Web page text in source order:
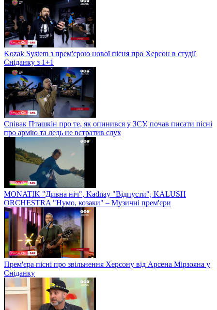
Kozak System з прем'єрою нової пісня про Херсон в студії
Сніданку з 1+1
Співак Пташкін про те, як опинився у ЗСУ, почав писати пісні
про армію та ледь не встратив слух
MONATIK "Дивна ніч", Kadnay "Відпусти", KALUSH
ORCHESTRA "Нумо, козаки" – Музичні прем'єри
Прем'єра пісні про звільнення Херсону від Арсена Мірзояна у
Сніданку